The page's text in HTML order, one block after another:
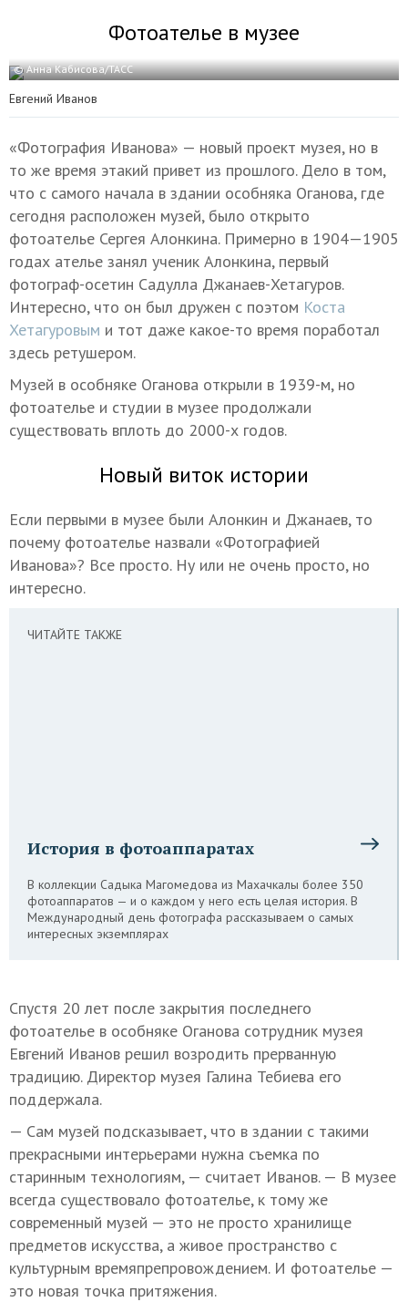
Фотоателье в музее
© Анна Кабисова/ТАСС
Евгений Иванов
«Фотография Иванова» — новый проект музея, но в
то же время этакий привет из прошлого. Дело в том,
что с самого начала в здании особняка Оганова, где
сегодня расположен музей, было открыто
фотоателье Сергея Алонкина. Примерно в 1904—1905
годах ателье занял ученик Алонкина, первый
фотограф-осетин Садулла Джанаев-Хетагуров.
Интересно, что он был дружен с поэтом Коста
Хетагуровым и тот даже какое-то время поработал
здесь ретушером.
Музей в особняке Оганова открыли в 1939-м, но
фотоателье и студии в музее продолжали
существовать вплоть до 2000-х годов.
Новый виток истории
Если первыми в музее были Алонкин и Джанаев, то
почему фотоателье назвали «Фотографией
Иванова»? Все просто. Ну или не очень просто, но
интересно.
ЧИТАЙТЕ ТАКЖЕ
История в фотоаппаратах
В коллекции Садыка Магомедова из Махачкалы более 350
фотоаппаратов — и о каждом у него есть целая история. В
Международный день фотографа рассказываем о самых
интересных экземплярах
Спустя 20 лет после закрытия последнего
фотоателье в особняке Оганова сотрудник музея
Евгений Иванов решил возродить прерванную
традицию. Директор музея Галина Тебиева его
поддержала.
— Сам музей подсказывает, что в здании с такими
прекрасными интерьерами нужна съемка по
старинным технологиям, — считает Иванов. — В музее
всегда существовало фотоателье, к тому же
современный музей — это не просто хранилище
предметов искусства, а живое пространство с
культурным времяпрепровождением. И фотоателье —
это новая точка притяжения.